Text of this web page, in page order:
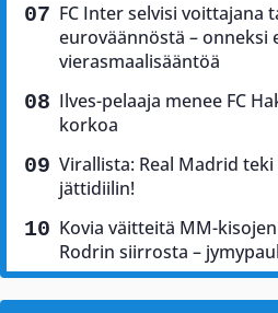
FC Inter selvisi voittajana
euroväännöstä – onneksi
vierasmaalisääntöä
Ilves-pelaaja menee FC
korkoa
Virallista: Real Madrid
jättidiilin!
Kovia väitteitä MM-
Rodrin siirrosta –